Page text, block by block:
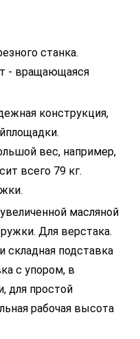
станка.
- вращающаяся
конструкция,
вес, например,
всего 79 кг.
масляной
Для верстака.
складная подставка
с упором, в
для простой
рабочая высота